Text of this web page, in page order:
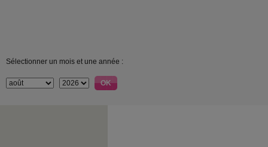
Sélectionner un mois et une année :